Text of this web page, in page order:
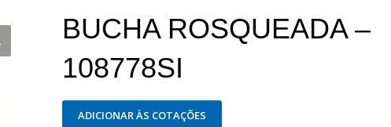
BUCHA ROSQUEADA –
108778SI
ADICIONAR ÀS COTAÇÕES